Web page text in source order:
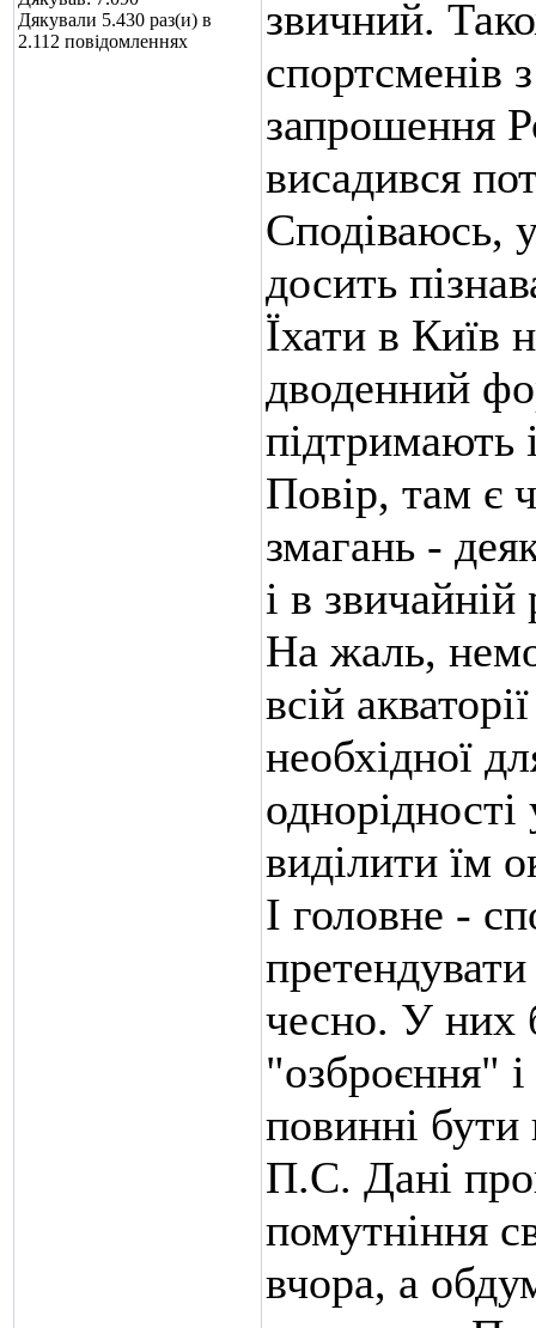
Дякували 5.430 раз(и) в
2.112 повідомленнях
звичний.
спортсменів
запрошення
висадився
Сподіваюсь,
досить
Їхати в Київ
дводенний
підтримають
Повір, там є
змагань -
і в звичайній
На жаль,
всій
необхідної
виділити їм
І головне -
чесно. У них
"озброєння"
повинні
П.С. Дані
помутніння
вчора, а